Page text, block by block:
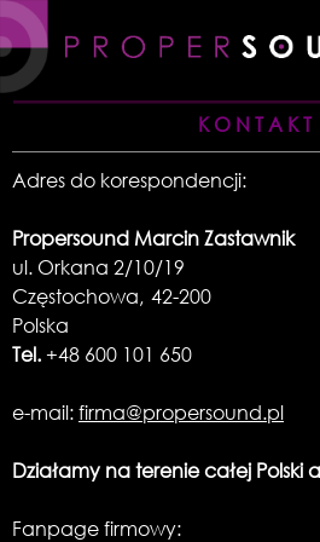
Skip
to
content
KONTAKT
Adres do korespondencji:
Propersound Marcin Zastawnik
ul. Orkana 2/10/19
Częstochowa, 42-200
Polska
Tel.+48 600 101 650
e-mail:firma@propersound.pl
Działamy na terenie całej Polski
Fanpage firmowy: